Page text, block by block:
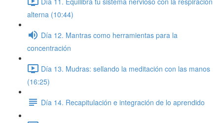
alterna (10:44)
Día 12. Mantras como herramientas para la
concentración
Día 13. Mudras: sellando la meditación con las manos
(16:25)
Día 14. Recapitulación e integración de lo aprendido